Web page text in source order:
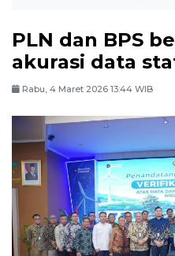
PLN dan BPS
akurasi data
Rabu, 4 Maret 2026 13:44 WIB